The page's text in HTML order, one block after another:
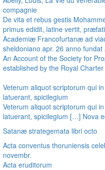
compagnie
De vita et rebus gestis
primus edidit, latine vertit,
Academiæ Francofurtanæ ad
sheldoniano apr. 26 anno
An Account of the Society for
established by the Royal
Veterum aliquot scriptorum qui
latuerant, spicilegium
Veterum aliquot scriptorum qui
latuerant, spicilegium […] Nova
Satanæ strategemata libri octo
Acta conventus thoruniensis
novembr.
Acta eruditorum